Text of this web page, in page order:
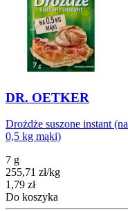
DR. OETKER
Drożdże suszone instant (na
0,5 kg mąki)
7 g
255,71 zł/kg
Cena
1,79 zł
Do koszyka